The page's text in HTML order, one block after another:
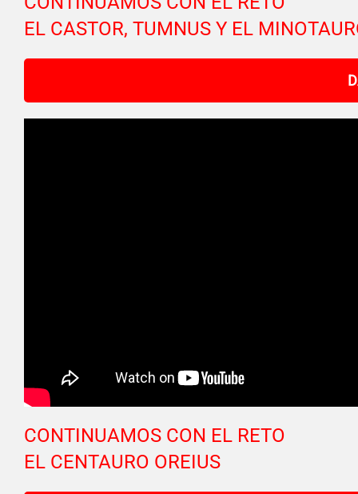
EL CASTOR, TUMNUS Y EL
CONTINUAMOS CON EL RETO
EL CENTAURO OREIUS